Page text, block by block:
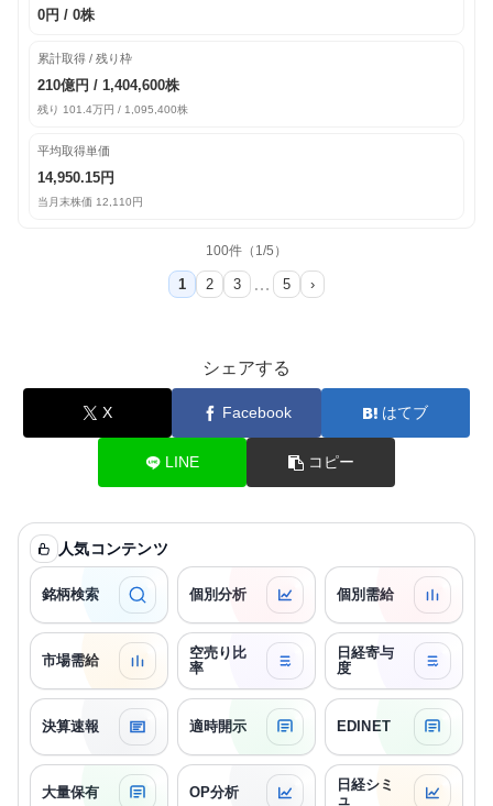
0円 / 0株
累計取得 / 残り枠
210億円 / 1,404,600株
残り 101.4万円 / 1,095,400株
平均取得単価
14,950.15円
当月末株価 12,110円
100件（1/5）
1 2 3 … 5 ›
シェアする
X Facebook はてブ
LINE コピー
人気コンテンツ
銘柄検索 個別分析 個別需給
市場需給
空売り比
率
日経寄与
度
決算速報 適時開示 EDINET
大量保有 OP分析
日経シミ
ュ